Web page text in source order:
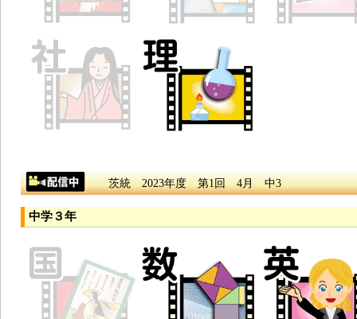
茨統 2023年度 第1回 4月 中3
中学３年